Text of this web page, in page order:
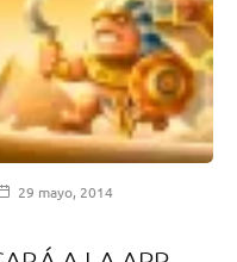
29 mayo, 2014